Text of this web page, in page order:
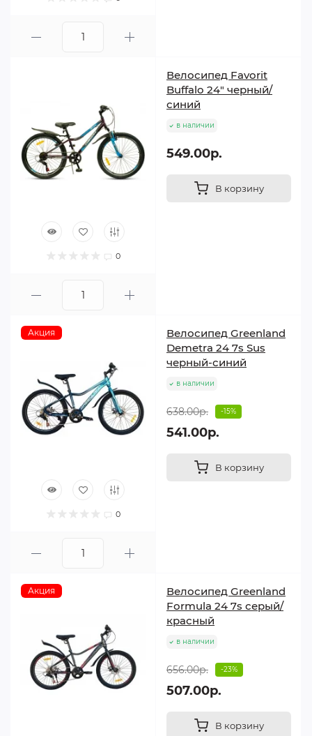
0
Велосипед Favorit
Buffalo 24" черный/
синий
в наличии
549.00р.
В корзину
Акция
0
Велосипед Greenland
Demetra 24 7s Sus
черный-синий
в наличии
638.00р. -15%
541.00р.
В корзину
Акция
Велосипед Greenland
Formula 24 7s серый/
красный
в наличии
656.00р. -23%
507.00р.
В корзину